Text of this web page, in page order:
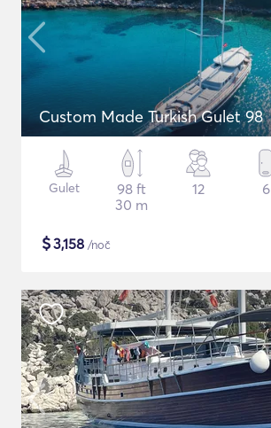
Custom Made Turkish Gulet 98
Gulet
98 ft
30 m
12 6
$3,158 /noč